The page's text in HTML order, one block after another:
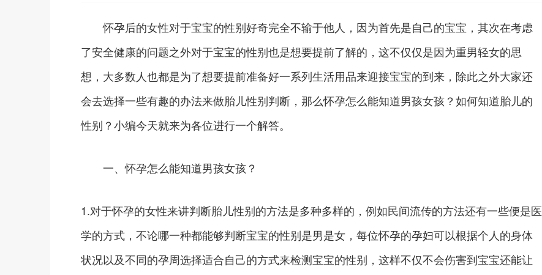
怀孕后的女性对于宝宝的性别好奇完全不输于他人，因为首先是自己的宝宝，其次在考虑
了安全健康的问题之外对于宝宝的性别也是想要提前了解的，这不仅仅是因为重男轻女的思
想，大多数人也都是为了想要提前准备好一系列生活用品来迎接宝宝的到来，除此之外大家还
会去选择一些有趣的办法来做胎儿性别判断，那么怀孕怎么能知道男孩女孩？如何知道胎儿的
性别？小编今天就来为各位进行一个解答。
一、怀孕怎么能知道男孩女孩？
1.对于怀孕的女性来讲判断胎儿性别的方法是多种多样的，例如民间流传的方法还有一些便是医
学的方式，不论哪一种都能够判断宝宝的性别是男是女，每位怀孕的孕妇可以根据个人的身体
状况以及不同的孕周选择适合自己的方式来检测宝宝的性别，这样不仅不会伤害到宝宝还能让